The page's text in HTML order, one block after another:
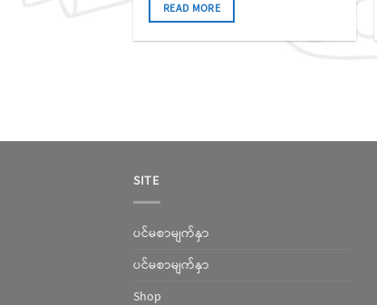
READ MORE
SITE
ပင်မစာမျက်နှာ
ပင်မစာမျက်နှာ
Shop